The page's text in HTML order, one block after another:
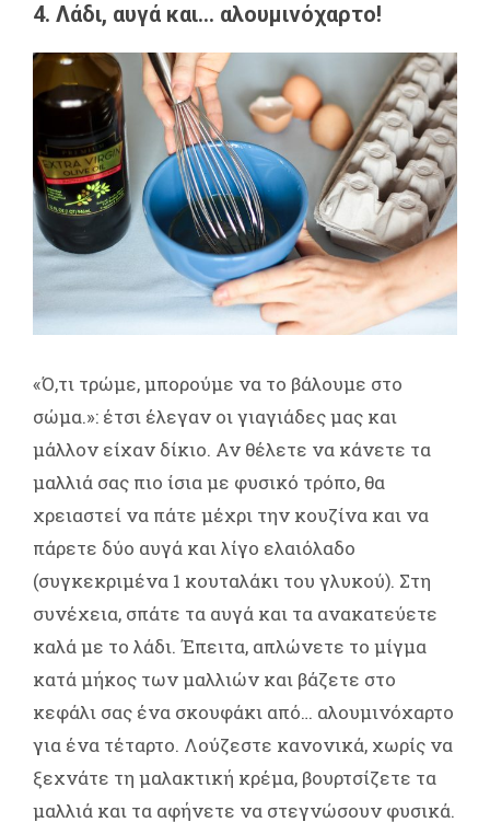
4. Λάδι, αυγά και… αλουμινόχαρτο!
«Ό,τι τρώμε, μπορούμε να το βάλουμε στο
σώμα.»: έτσι έλεγαν οι γιαγιάδες μας και
μάλλον είχαν δίκιο. Αν θέλετε να κάνετε τα
μαλλιά σας πιο ίσια με φυσικό τρόπο, θα
χρειαστεί να πάτε μέχρι την κουζίνα και να
πάρετε δύο αυγά και λίγο ελαιόλαδο
(συγκεκριμένα 1 κουταλάκι του γλυκού). Στη
συνέχεια, σπάτε τα αυγά και τα ανακατεύετε
καλά με το λάδι. Έπειτα, απλώνετε το μίγμα
κατά μήκος των μαλλιών και βάζετε στο
κεφάλι σας ένα σκουφάκι από… αλουμινόχαρτο
για ένα τέταρτο. Λούζεστε κανονικά, χωρίς να
ξεχνάτε τη μαλακτική κρέμα, βουρτσίζετε τα
μαλλιά και τα αφήνετε να στεγνώσουν φυσικά.